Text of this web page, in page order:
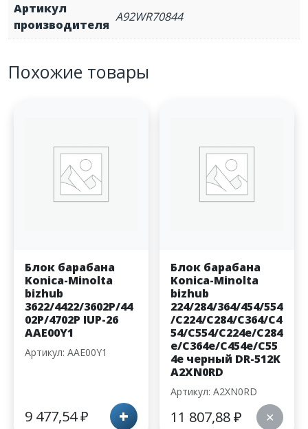
Артикул
производителя
A92WR70844
Похожие товары
Блок барабана
Konica-Minolta
bizhub
3622/4422/3602P/44
02P/4702P IUP-26
AAE00Y1
Артикул: AAE00Y1
9 477,54₽ +
Блок барабана
Konica-Minolta
bizhub
224/284/364/454/554
/C224/C284/C364/C4
54/C554/C224e/C284
e/C364e/C454e/C55
4e черный DR-512K
A2XN0RD
Артикул: A2XN0RD
11 807,88₽ ✕